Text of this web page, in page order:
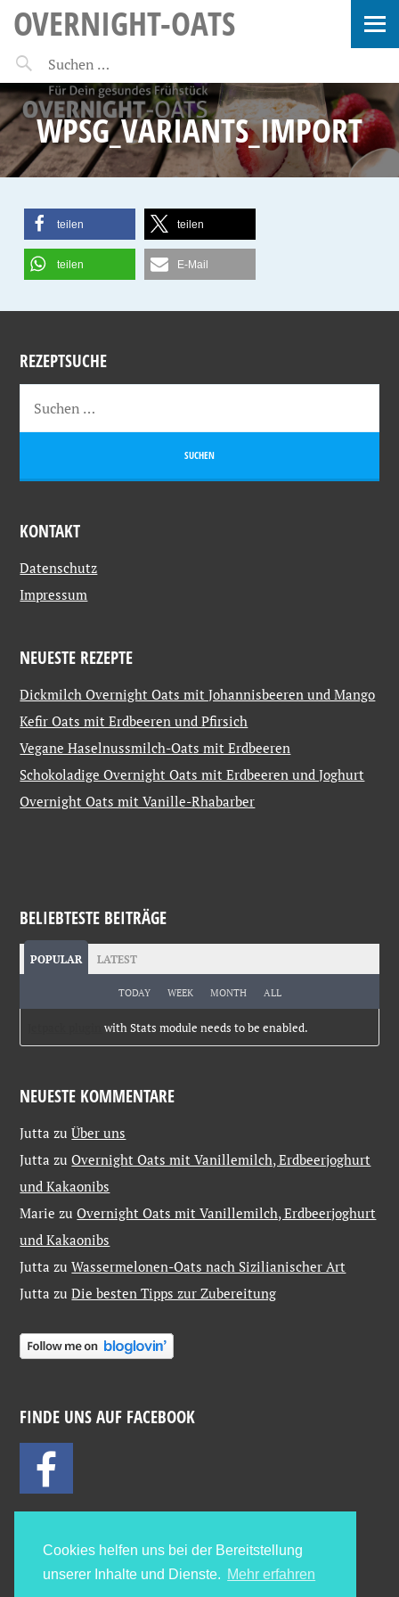
Cookies helfen uns bei der Bereitstellung
unserer Inhalte und Dienste. Mehr erfahren
OVERNIGHT-OATS
WPSG_VARIANTS_IMPORT
teilen teilen
teilen E-Mail
REZEPTSUCHE
KONTAKT
Datenschutz
Impressum
NEUESTE REZEPTE
Dickmilch Overnight Oats mit Johannisbeeren und Mango
Kefir Oats mit Erdbeeren und Pfirsich
Vegane Haselnussmilch-Oats mit Erdbeeren
Schokoladige Overnight Oats mit Erdbeeren und Joghurt
Overnight Oats mit Vanille-Rhabarber
BELIEBTESTE BEITRÄGE
POPULAR LATEST
TODAY WEEK MONTH ALL
with Stats module needs to be enabled.
NEUESTE KOMMENTARE
Jutta zuÜber uns
Jutta zuOvernight Oats mit Vanillemilch, Erdbeerjoghurt
und Kakaonibs
Marie zuOvernight Oats mit Vanillemilch, Erdbeerjoghurt
und Kakaonibs
Jutta zuWassermelonen-Oats nach Sizilianischer Art
Jutta zuDie besten Tipps zur Zubereitung
FINDE UNS AUF FACEBOOK